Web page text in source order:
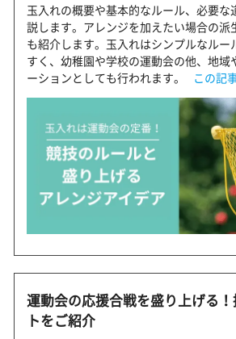
玉入れの概要や基本的なルール、必要な
説します。アレンジを加えたい場合の派
も紹介します。玉入れはシンプルなルー
すく、幼稚園や学校の運動会の他、地域
ーションとしても行われます。
この記
運動会の応援合戦を盛り上げる
トをご紹介